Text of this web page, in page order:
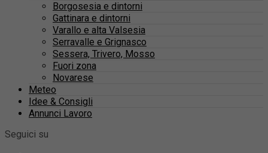
Borgosesia e dintorni
Gattinara e dintorni
Varallo e alta Valsesia
Serravalle e Grignasco
Sessera, Trivero, Mosso
Fuori zona
Novarese
Meteo
Idee & Consigli
Annunci Lavoro
Seguici su